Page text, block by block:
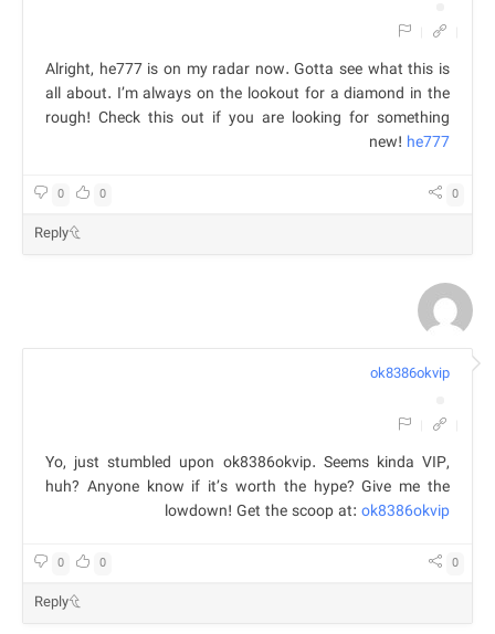
Alright, he777 is on my radar now. Gotta see what this is
all about. I’m always on the lookout for a diamond in the
rough! Check this out if you are looking for something
new! he777
0
0 0
Reply
ok8386okvip
Yo, just stumbled upon ok8386okvip. Seems kinda VIP,
huh? Anyone know if it’s worth the hype? Give me the
lowdown! Get the scoop at: ok8386okvip
0
0 0
Reply